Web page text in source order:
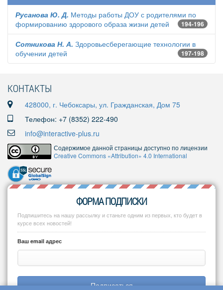
Русанова Ю. Д. Методы работы ДОУ с родителями по
формированию здорового образа жизни детей
194-196
Сотникова Н. А. Здоровьесберегающие технологии в
обучении детей
197-198
КОНТАКТЫ
428000, г. Чебоксары, ул. Гражданская, Дом 75
Телефон: +7 (8352) 222-490
info@interactive-plus.ru
Содержимое данной страницы доступно по лицензии
Creative Commons «Attribution» 4.0 International
ФОРМА ПОДПИСКИ
Подпишитесь на нашу рассылку и станьте одним из первых, кто будет в
курсе всех новостей!
Ваш email адрес
Подписаться